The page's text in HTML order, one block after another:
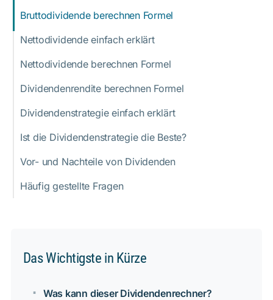
Bruttodividende berechnen Formel
Nettodividende einfach erklärt
Nettodividende berechnen Formel
Dividendenrendite berechnen Formel
Dividendenstrategie einfach erklärt
Ist die Dividendenstrategie die Beste?
Vor- und Nachteile von Dividenden
Häufig gestellte Fragen
Das Wichtigste in Kürze
Was kann dieser Dividendenrechner?